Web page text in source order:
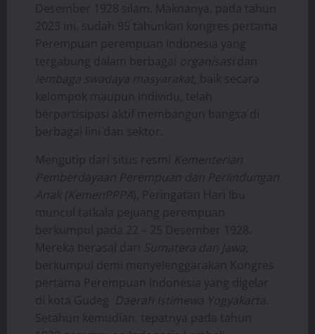
Desember 1928 silam. Maknanya, pada tahun
2023 ini, sudah 95 tahunkan kongres pertama
Perempuan perempuan Indonesia yang
tergabung dalam berbagai organisasi dan
lembaga swadaya masyarakat, baik secara
kelompok maupun individu, telah
berpartisipasi aktif membangun bangsa di
berbagai lini dan sektor.
Mengutip dari situs resmi Kementerian
Pemberdayaan Perempuan dan Perlindungan
Anak (KemenPPPA), Peringatan Hari Ibu
muncul tatkala pejuang perempuan
berkumpul pada 22 – 25 Desember 1928.
Mereka berasal dari Sumatera dan Jawa,
berkumpul demi menyelenggarakan Kongres
pertama Perempuan Indonesia yang digelar
di kota Gudeg Daerah Istimewa Yogyakarta
Setahun kemudian, tepatnya pada tahun